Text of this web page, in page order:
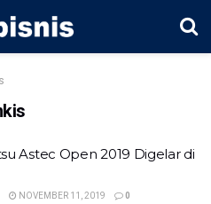
Astec Open 2019 Digelar di
NOVEMBER 11, 2019 0